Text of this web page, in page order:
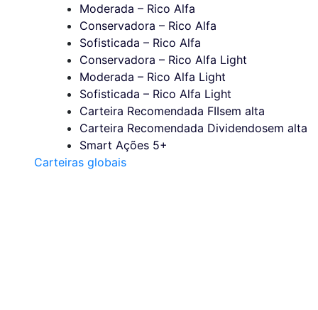
Moderada – Rico Alfa
Conservadora – Rico Alfa
Sofisticada – Rico Alfa
Conservadora – Rico Alfa Light
Moderada – Rico Alfa Light
Sofisticada – Rico Alfa Light
Carteira Recomendada FIIsem alta
Carteira Recomendada Dividendosem alta
Smart Ações 5+
Carteiras globais